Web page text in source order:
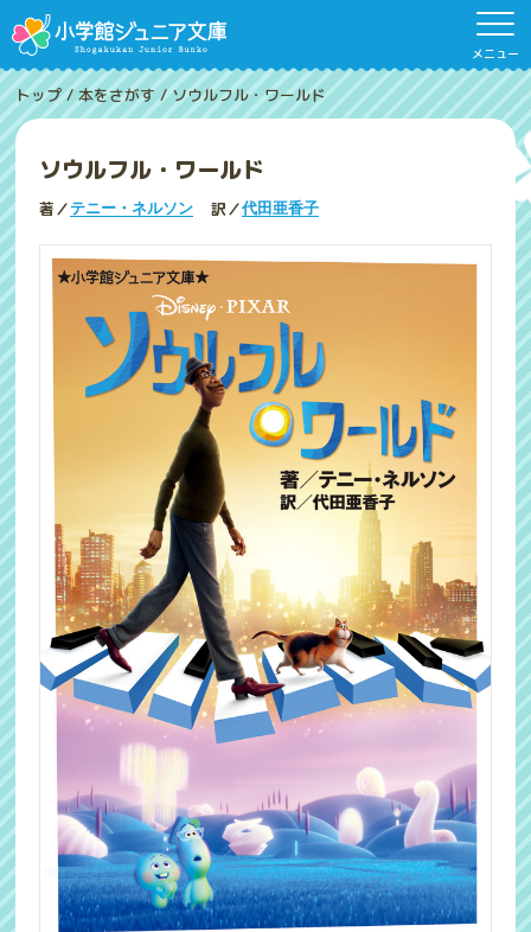
メニュー
トップ /本をさがす /ソウルフル・ワールド
ソウルフル・ワールド
著／ テニー・ネルソン 訳／代田亜香子